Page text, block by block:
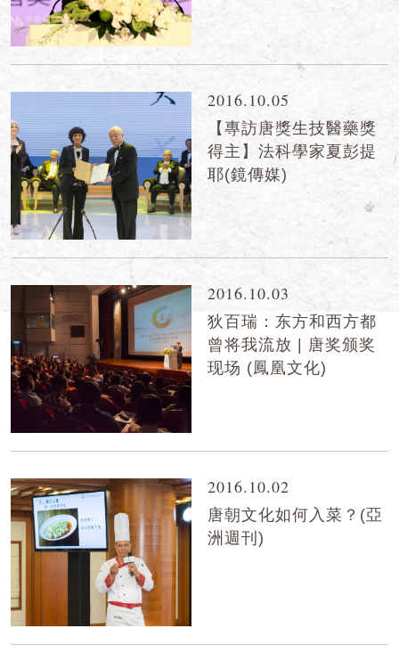
2016.10.05
【專訪唐獎生技醫藥獎
得主】法科學家夏彭提
耶(鏡傳媒)
2016.10.03
狄百瑞：东方和西方都
曾将我流放 | 唐奖颁奖
现场 (鳳凰文化)
2016.10.02
唐朝文化如何入菜？(亞
洲週刊)